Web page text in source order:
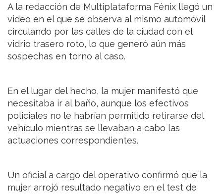
A la redacción de Multiplataforma Fénix llegó un
video en el que se observa al mismo automóvil
circulando por las calles de la ciudad con el
vidrio trasero roto, lo que generó aún más
sospechas en torno al caso.
En el lugar del hecho, la mujer manifestó que
necesitaba ir al baño, aunque los efectivos
policiales no le habrían permitido retirarse del
vehículo mientras se llevaban a cabo las
actuaciones correspondientes.
Un oficial a cargo del operativo confirmó que la
mujer arrojó resultado negativo en el test de